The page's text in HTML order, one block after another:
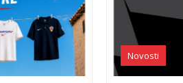
Novosti